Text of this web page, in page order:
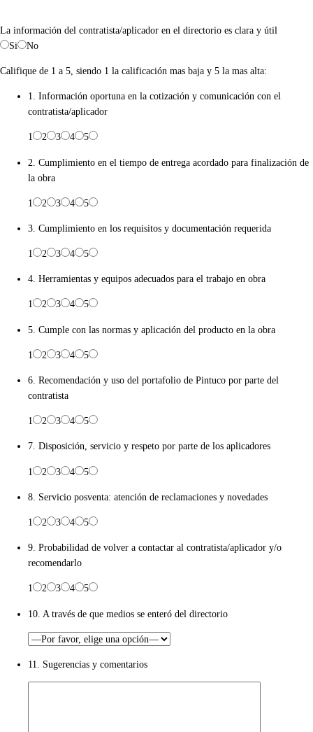
La información del contratista/aplicador en el directorio es clara y útil
Si
No
Califique de 1 a 5, siendo 1 la calificación mas baja y 5 la mas alta:
1. Información oportuna en la cotización y comunicación con el
contratista/aplicador
1 2 3 4 5
2. Cumplimiento en el tiempo de entrega acordado para finalización de
la obra
1 2 3 4 5
3. Cumplimiento en los requisitos y documentación requerida
1 2 3 4 5
4. Herramientas y equipos adecuados para el trabajo en obra
1 2 3 4 5
5. Cumple con las normas y aplicación del producto en la obra
1 2 3 4 5
6. Recomendación y uso del portafolio de Pintuco por parte del
contratista
1 2 3 4 5
7. Disposición, servicio y respeto por parte de los aplicadores
1 2 3 4 5
8. Servicio posventa: atención de reclamaciones y novedades
1 2 3 4 5
9. Probabilidad de volver a contactar al contratista/aplicador y/o
recomendarlo
1 2 3 4 5
10. A través de que medios se enteró del directorio
11. Sugerencias y comentarios